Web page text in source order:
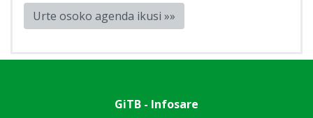
Urte osoko agenda ikusi »»
GiTB - Infosare